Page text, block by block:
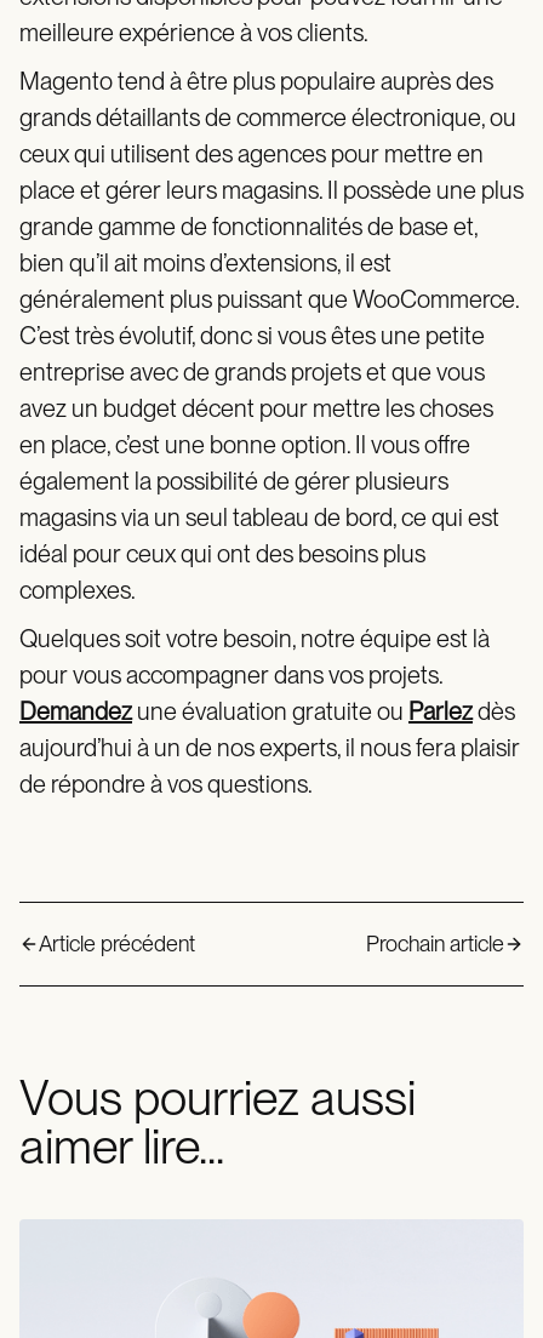
meilleure expérience à vos clients.
Magento tend à être plus populaire auprès des
grands détaillants de commerce électronique, ou
ceux qui utilisent des agences pour mettre en
place et gérer leurs magasins. Il possède une plus
grande gamme de fonctionnalités de base et,
bien qu’il ait moins d’extensions, il est
généralement plus puissant que WooCommerce.
C’est très évolutif, donc si vous êtes une petite
entreprise avec de grands projets et que vous
avez un budget décent pour mettre les choses
en place, c’est une bonne option. Il vous offre
également la possibilité de gérer plusieurs
magasins via un seul tableau de bord, ce qui est
idéal pour ceux qui ont des besoins plus
complexes.
Quelques soit votre besoin, notre équipe est là
pour vous accompagner dans vos projets.
Demandezune évaluation gratuite ou Parlezdès
aujourd’hui à un de nos experts, il nous fera plaisir
de répondre à vos questions.
Article précédent Prochain article
Vous pourriez aussi
aimer lire...